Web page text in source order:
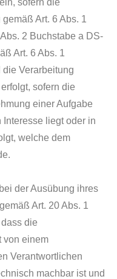
sofern die
Art. 6 Abs. 1
2 Buchstabe a DS-
Art. 6 Abs. 1
die Verarbeitung
sofern die
einer Aufgabe
liegt oder in
welche dem
der Ausübung ihres
Art. 20 Abs. 1
die
von einem
Verantwortlichen
machbar ist und